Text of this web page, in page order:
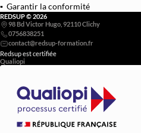
▪ Garantir la conformité
REDSUP © 2026
98 Bd Victor Hugo, 92110 Clichy
0756838251
Redsup est certifiée
Qualiopi